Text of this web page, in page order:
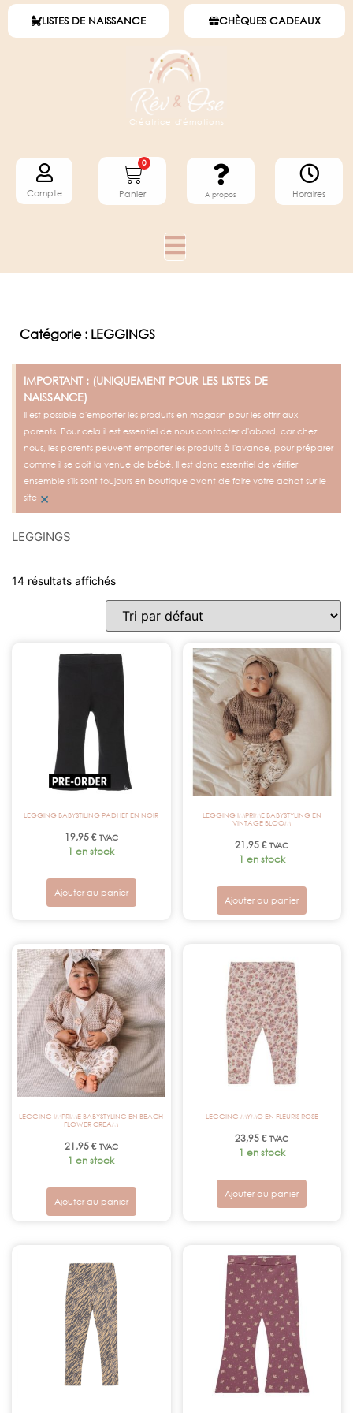
LISTES DE NAISSANCE CHÈQUES CADEAUX
Créatrice d'émotions
Compte
0
Panier A propos Horaires
Catégorie : LEGGINGS
IMPORTANT : (UNIQUEMENT POUR LES LISTES DE
NAISSANCE)
Il est possible d'emporter les produits en magasin pour les offrir aux
parents. Pour cela il est essentiel de nous contacter d'abord, car chez
nous, les parents peuvent emporter les produits à l'avance, pour préparer
comme il se doit la venue de bébé. Il est donc essentiel de vérifier
ensemble s'ils sont toujours en boutique avant de faire votre achat sur le
site ×
LEGGINGS
14 résultats affichés
LEGGING BABYSTILING PADHEF EN NOIR
19,95€ TVAC
1 en stock
Ajouter au panier
LEGGING IMPRIME BABYSTYLING EN
VINTAGE BLOOM
21,95€ TVAC
1 en stock
Ajouter au panier
LEGGING IMPRIME BABYSTYLING EN BEACH
FLOWER CREAM
21,95€ TVAC
1 en stock
Ajouter au panier
LEGGING MYMO EN FLEURIS ROSE
23,95€ TVAC
1 en stock
Ajouter au panier